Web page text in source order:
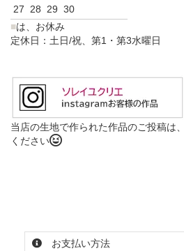
27
28 29 30
■は、お休み
定休日：土日/祝、第1・第3水曜日
当店の生地で作られた作品のご投稿は、
ください
お支払い方法